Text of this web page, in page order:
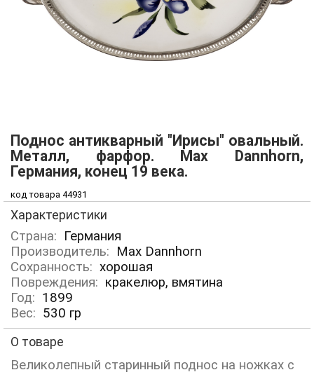
Поднос антикварный "Ирисы" овальный.
Металл, фарфор. Мах Dаnnhorn,
Германия, конец 19 века.
код товара 44931
Характеристики
Страна: Германия
Производитель: Мах Dаnnhorn
Сохранность: хорошая
Повреждения: кракелюр, вмятина
Год: 1899
Вес: 530 гр
О товаре
Великолепный старинный поднос на ножках с